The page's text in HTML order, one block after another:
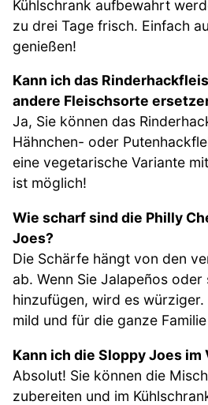
Kühlschrank aufbewahrt
zu drei Tage frisch. Einfach
genießen!
Kann ich das
andere Fleischsorte
Ja, Sie können das
Hähnchen- oder
eine vegetarische Variante
ist möglich!
Wie scharf sind die Philly
Joes?
Die Schärfe hängt von den
ab. Wenn Sie Jalapeños
hinzufügen, wird es
mild und für die ganze
Kann ich die Sloppy Joes
Absolut! Sie können die
zubereiten und im